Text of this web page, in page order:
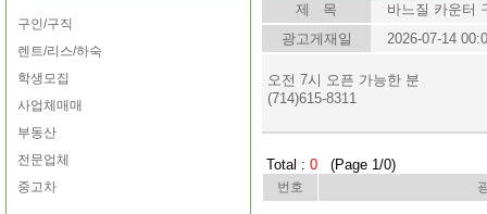
구인/구직
렌트/리스/하숙
학생모집
사업체매매
부동산
전문업체
중고차
제 목
바느질 카운터
광고게재일
2026-07-14
오전 7시 오픈 가능한 분
(714)615-8311
Total : 0 (Page 1/0)
번호